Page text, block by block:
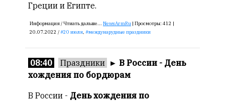
материалы
независимо
мыслящих.
Сайт
Греции и Египте.
Информация /Чтиать дальше... NewsArmRu | Просмотры: 412 |
20.07.2022 /
20 июля, междунарудные праздники
08:40 Праздники ► В России - День
хождения по бордюрам
В России - День хождения по